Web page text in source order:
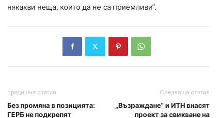
някакви неща, които да не са приемливи“.
предишна статия
Без промяна в позицията:
ГЕРБ не подкрепят
Следваща статия
„Възраждане“ и ИТН внасят
проект за свикване на